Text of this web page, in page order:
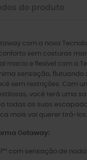
com a nova
sem costuras
macio e flexível com a
sensação, flutuando
sem restrições. Com
você terá uma
todas as suas
mais vai querer tirá-los.
Getaway:
com sensação de nada